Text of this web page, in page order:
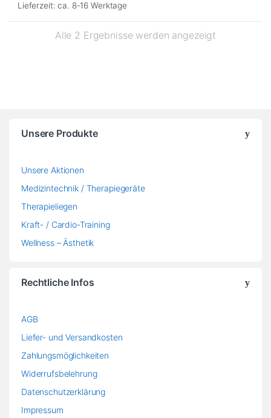
Lieferzeit:ca. 8-16 Werktage
Alle 2 Ergebnisse werden angezeigt
Unsere Produkte
Unsere Aktionen
Medizintechnik / Therapiegeräte
Therapieliegen
Kraft- / Cardio-Training
Wellness – Ästhetik
Rechtliche Infos
AGB
Liefer- und Versandkosten
Zahlungsmöglichkeiten
Widerrufsbelehrung
Datenschutzerklärung
Impressum